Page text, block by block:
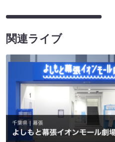
関連ライブ